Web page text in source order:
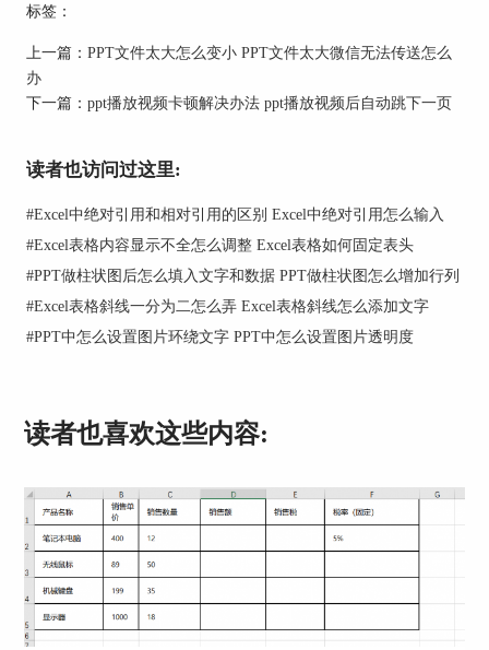
图2 字体无法加载
2.没有下载相应的公式编辑器，与字体问题相同，
加载的情况。
3.传输过程中数据丢失。有些ppt是我们在模板网站
上下载的，倘若这时网络传输情况突然变差，就会
导致一些文件丢失，最后以乱码的形式呈现。
4.软件不兼容。使用wps制作的文件可能在
Microsoft PowerPoint 上无法呈现、使用不同版本
标签：
上一篇： PPT文件太大怎么变小 PPT文件太大微信无法传送怎么
办
下一篇： ppt播放视频卡顿解决办法 ppt播放视频后自动跳下一页
读者也访问过这里:
#Excel中绝对引用和相对引用的区别 Excel中绝对引用怎么输入
#Excel表格内容显示不全怎么调整 Excel表格如何固定表头
#PPT做柱状图后怎么填入文字和数据 PPT做柱状图怎么增加行列
#Excel表格斜线一分为二怎么弄 Excel表格斜线怎么添加文字
#PPT中怎么设置图片环绕文字 PPT中怎么设置图片透明度
读者也喜欢这些内容: